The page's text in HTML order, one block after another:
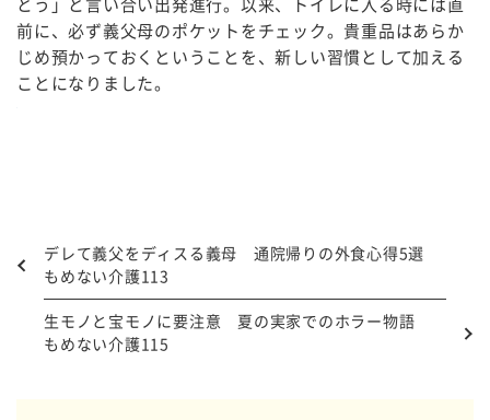
前に、必ず義父母のポケットをチェック。貴重品はあらか
じめ預かっておくということを、新しい習慣として加える
ことになりました。
デレて義父をディスる義母 通院帰りの外食心得5選
もめない介護113
生モノと宝モノに要注意 夏の実家でのホラー物語
もめない介護115